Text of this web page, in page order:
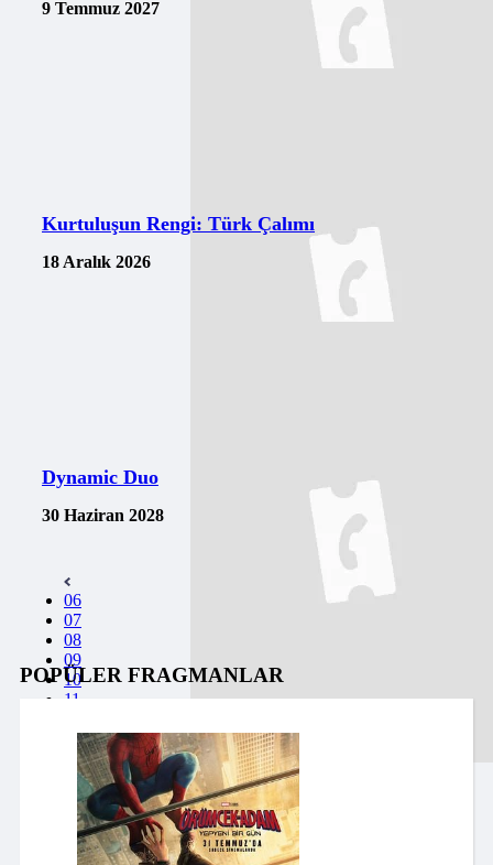
9 Temmuz 2027
Kurtuluşun Rengi: Türk Çalımı
18 Aralık 2026
Dynamic Duo
30 Haziran 2028
06
07
08
09
10
11
POPÜLER FRAGMANLAR